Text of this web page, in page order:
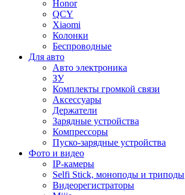
Honor
QCY
Xiaomi
Колонки
Беспроводные
Для авто
Авто электроника
ЗУ
Комплекты громкой связи
Аксессуары
Держатели
Зарядные устройства
Компрессоры
Пуско-зарядные устройства
Фото и видео
IP-камеры
Selfi Stick, моноподы и триподы
Видеорегистраторы